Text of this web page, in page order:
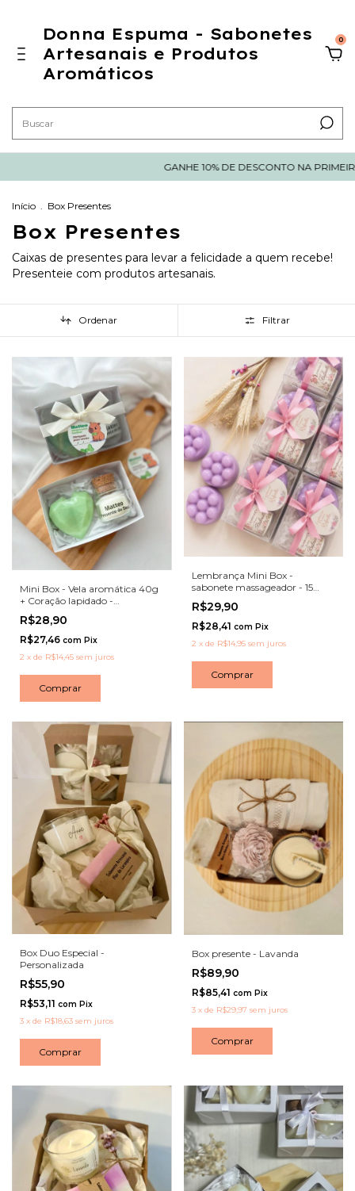
Donna Espuma - Sabonetes
Artesanais e Produtos
Aromáticos
0
GANHE 10% DE DESCONTO NA PRIMEIRA
Início . Box Presentes
Box Presentes
Caixas de presentes para levar a felicidade a quem recebe!
Presenteie com produtos artesanais.
Ordenar Filtrar
Mini Box - Vela aromática 40g
+ Coração lapidado -
Maternidade
R$28,90
R$27,46 com Pix
2 x de R$14,45 sem juros
Comprar
Lembrança Mini Box -
sabonete massageador - 15
anos
R$29,90
R$28,41 com Pix
2 x de R$14,95 sem juros
Comprar
Box Duo Especial -
Personalizada
R$55,90
R$53,11 com Pix
3 x de R$18,63 sem juros
Comprar
Box presente - Lavanda
R$89,90
R$85,41 com Pix
3 x de R$29,97 sem juros
Comprar